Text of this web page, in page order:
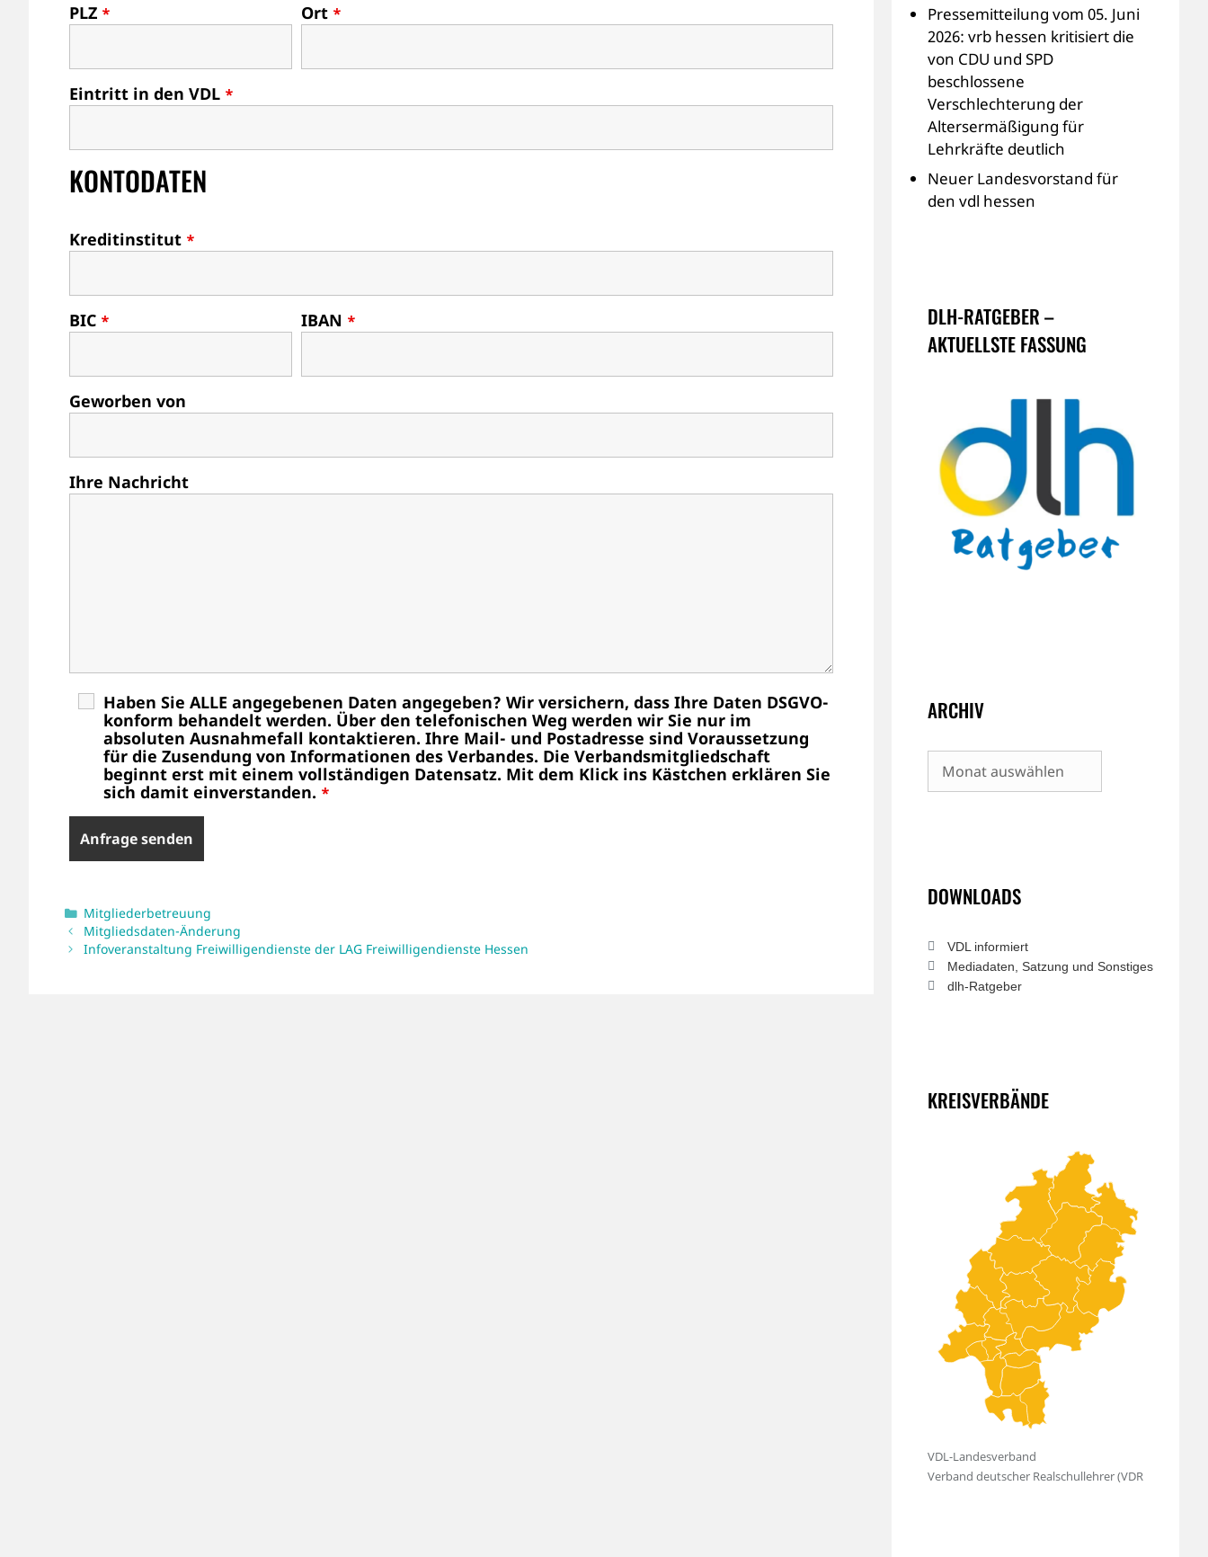
PLZ * Ort *
Eintritt in den VDL *
KONTODATEN
Kreditinstitut *
BIC * IBAN *
Geworben von
Ihre Nachricht
Haben Sie ALLE angegebenen Daten angegeben? Wir versichern, dass Ihre Daten DSGVO-
konform behandelt werden. Über den telefonischen Weg werden wir Sie nur im
absoluten Ausnahmefall kontaktieren. Ihre Mail- und Postadresse sind Voraussetzung
für die Zusendung von Informationen des Verbandes. Die Verbandsmitgliedschaft
beginnt erst mit einem vollständigen Datensatz. Mit dem Klick ins Kästchen erklären Sie
sich damit einverstanden. *
Kategorien
Mitgliederbetreuung
Mitgliedsdaten-Änderung
Infoveranstaltung Freiwilligendienste der LAG Freiwilligendienste Hessen
Pressemitteilung vom 05. Juni
2026: vrb hessen kritisiert die
von CDU und SPD
beschlossene
Verschlechterung der
Altersermäßigung für
Lehrkräfte deutlich
Neuer Landesvorstand für
den vdl hessen
DLH-RATGEBER –
AKTUELLSTE FASSUNG
ARCHIV
Archiv
DOWNLOADS
VDL informiert
Mediadaten, Satzung und Sonstiges
dlh-Ratgeber
KREISVERBÄNDE